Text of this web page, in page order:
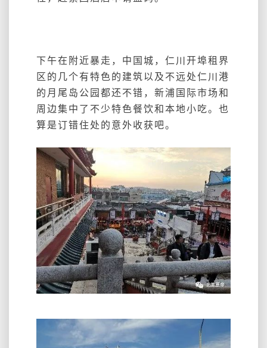
下午在附近暴走，中国城，仁川开埠租界
区的几个有特色的建筑以及不远处仁川港
的月尾岛公园都还不错，新浦国际市场和
周边集中了不少特色餐饮和本地小吃。也
算是订错住处的意外收获吧。